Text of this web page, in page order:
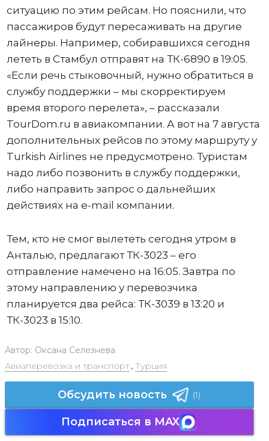
ситуацию по этим рейсам. Но пояснили, что
пассажиров будут пересаживать на другие
лайнеры. Например, собиравшихся сегодня
лететь в Стамбул отправят на ТК-6890 в 19:05.
«Если речь стыковочный, нужно обратиться в
службу поддержки – мы скорректируем
время второго перелета», – рассказали
TourDоm.ru в авиакомпании. А вот на 7 августа
дополнительных рейсов по этому маршруту у
Turkish Airlines не предусмотрено. Туристам
надо либо позвонить в службу поддержки,
либо направить запрос о дальнейших
действиях на e-mail компании.
Тем, кто не смог вылететь сегодня утром в
Анталью, предлагают ТК-3023 – его
отправление намечено на 16:05. Завтра по
этому направлению у перевозчика
планируется два рейса: ТК-3039 в 13:20 и
ТК-3023 в 15:10.
Автор: Оксана Селезнева
Авиаперевозка и транспорт, Турция
Обсудить новость (1)
Подписаться в MAX